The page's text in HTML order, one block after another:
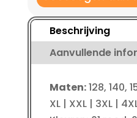
kinderen
aantal
Beschrijving
Aanvullende
Maten:128, 140,
XL | XXL | 3XL |